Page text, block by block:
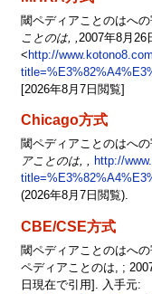
閾ペディアことのはへ
ことのは, ,2007年8月26
< http://
[2026年8月7日閲覧]
Chicago方式
閾ペディアことのはへ
アことのは, , http://
(2026年8月7日閲覧).
CBE/CSE方式
閾ペディアことのはへ
ペディアことのは, ;
日現在で引用]. 入手元: